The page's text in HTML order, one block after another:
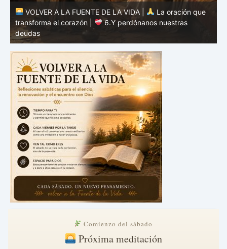
VOLVER A LA FUENTE DE LA VIDA |
La oración que
transforma el corazón |
5.Danos hoy nuestro pan de
cada día
Comienzo del sábado
Próxima meditación